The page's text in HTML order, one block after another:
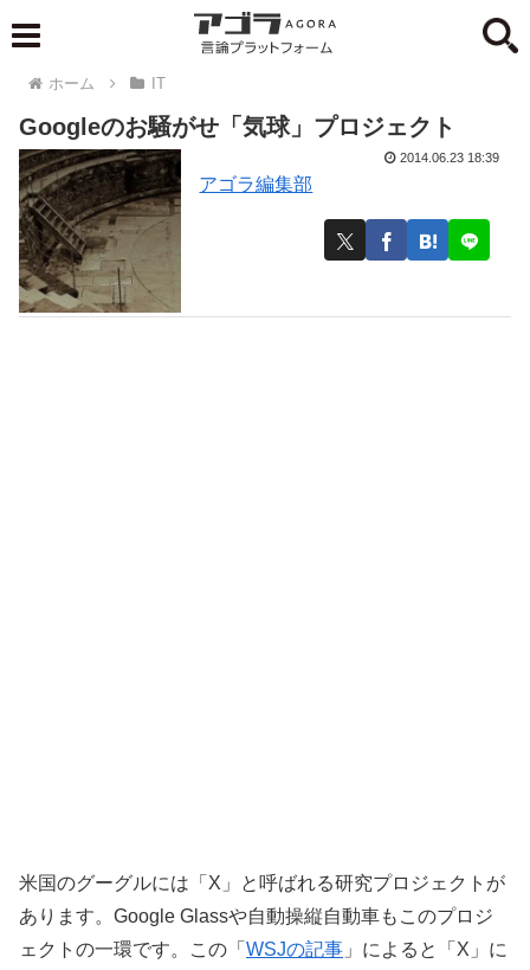
ホーム IT
Googleのお騒がせ「気球」プロジェクト
アゴラ編集部
2014.06.23 18:39
米国のグーグルには「X」と呼ばれる研究プロジェクトが
あります。Google Glassや自動操縦自動車もこのプロジ
ェクトの一環です。この「 WSJの記事 」によると「X」に